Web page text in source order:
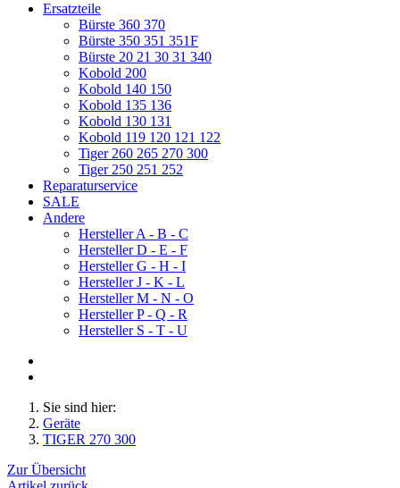
Ersatzteile
Bürste 360 370
Bürste 350 351 351F
Bürste 20 21 30 31 340
Kobold 200
Kobold 140 150
Kobold 135 136
Kobold 130 131
Kobold 119 120 121 122
Tiger 260 265 270 300
Tiger 250 251 252
Reparaturservice
SALE
Andere
Hersteller A - B - C
Hersteller D - E - F
Hersteller G - H - I
Hersteller J - K - L
Hersteller M - N - O
Hersteller P - Q - R
Hersteller S - T - U
Sie sind hier:
Geräte
TIGER 270 300
Zur Übersicht